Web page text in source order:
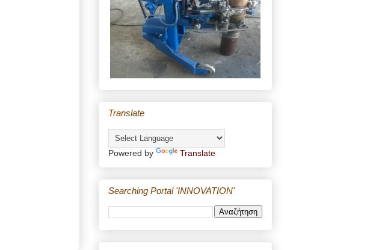
Translate
Powered by Translate
Searching Portal 'INNOVATION'